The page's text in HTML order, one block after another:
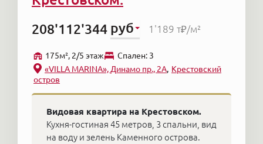
208'112'344 руб 1'189 т₽/м²
175м², 2/5 этаж
Cпален: 3
«VILLA MARINA», Динамо пр., 2А Крестовский
остров
Видовая квартира на Крестовском.
Кухня-гостиная 45 метров, 3 спальни, вид
на воду и зелень Каменного острова.